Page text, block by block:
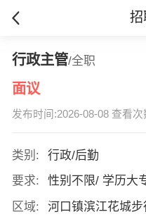
招
行政主管/全职
面议
发布时间:2026-08-08 查看次
类别:
行政/后勤
要求:
性别不限/ 学历大
区域:
河口镇滨江花城步